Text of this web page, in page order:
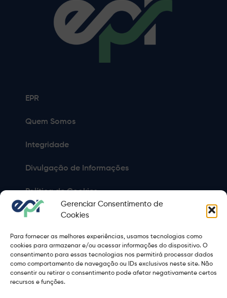
Gerenciar Consentimento de
Cookies
Para fornecer as melhores experiências, usamos tecnologias como
cookies para armazenar e/ou acessar informações do dispositivo. O
consentimento para essas tecnologias nos permitirá processar dados
como comportamento de navegação ou IDs exclusivos neste site. Não
consentir ou retirar o consentimento pode afetar negativamente certos
recursos e funções.
EPR
Quem Somos
Integridade
Divulgação de Informações
Copyright 2021 © 2026 Grupo EPR - Todos Os Direitos
Política de Cookies
Política de Privacidade
Sitemap
Termos de Uso